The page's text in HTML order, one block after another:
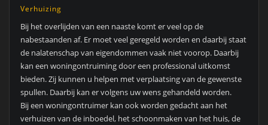
Verhuizing
Bij het overlijden van een naaste komt er veel op de
nabestaanden af. Er moet veel geregeld worden en daarbij staat
de nalatenschap van eigendommen vaak niet voorop. Daarbij
kan een woningontruiming door een professional uitkomst
bieden. Zij kunnen u helpen met verplaatsing van de gewenste
spullen. Daarbij kan er volgens uw wens gehandeld worden.
Bij een woningontruimer kan ook worden gedacht aan het
verhuizen van de inboedel, het schoonmaken van het huis, de